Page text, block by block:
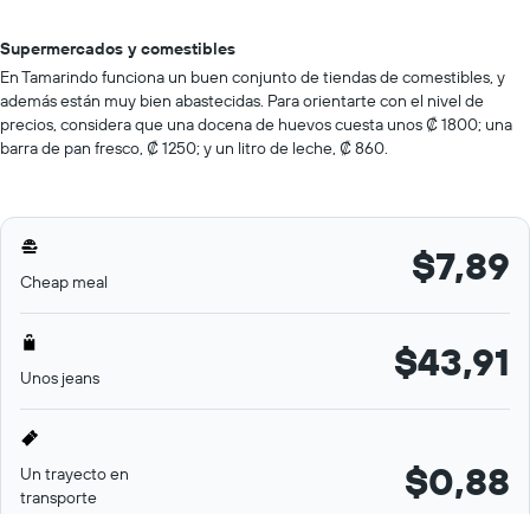
Supermercados y comestibles
En Tamarindo funciona un buen conjunto de tiendas de comestibles, y
además están muy bien abastecidas. Para orientarte con el nivel de
precios, considera que una docena de huevos cuesta unos ₡ 1800; una
barra de pan fresco, ₡ 1250; y un litro de leche, ₡ 860.
Cheap meal $7,89
Unos jeans $43,91
Un trayecto en
transporte
$0,88